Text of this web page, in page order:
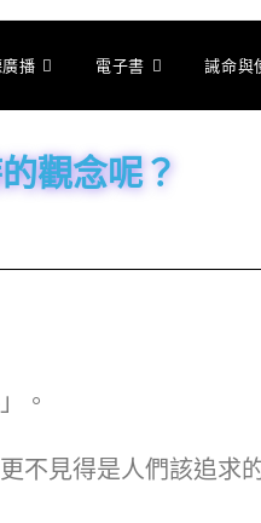
播 電子書 誡命與
觀念呢？
。
不見得是人們該追求